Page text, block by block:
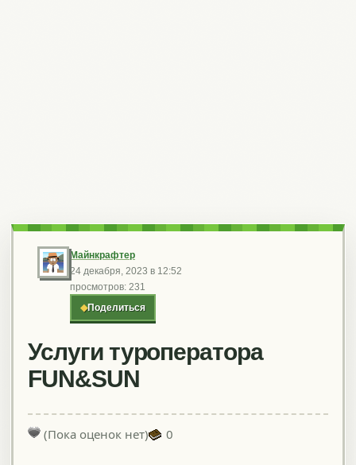
Майнкрафтер
24 декабря, 2023 в 12:52
просмотров: 231
◆Поделиться
Услуги туроператора
FUN&SUN
(Пока оценок нет) 0